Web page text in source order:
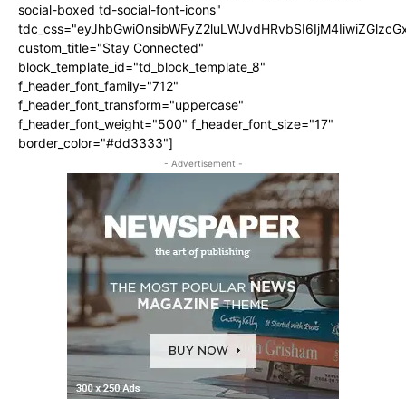
social-boxed td-social-font-icons"
custom_title="Stay Connected"
block_template_id="td_block_template_8"
f_header_font_family="712"
f_header_font_transform="uppercase"
f_header_font_weight="500" f_header_font_size="17"
border_color="#dd3333"]
- Advertisement -